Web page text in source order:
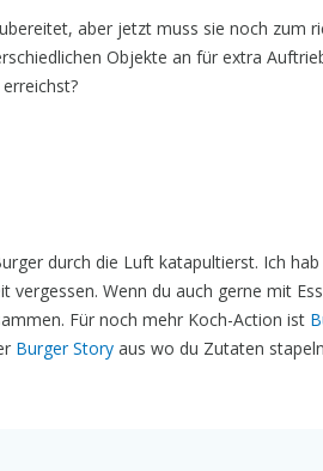
aber jetzt muss sie noch zum
Objekte an für extra
durch die Luft katapultierst. Ich
vergessen. Wenn du auch gerne mit
Für noch mehr Koch-Action ist
Burger Story aus wo du Zutaten